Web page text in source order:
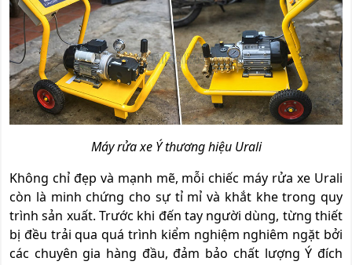
Máy rửa xe Ý thương hiệu Urali
Không chỉ đẹp và mạnh mẽ, mỗi chiếc máy rửa xe Urali
còn là minh chứng cho sự tỉ mỉ và khắt khe trong quy
trình sản xuất. Trước khi đến tay người dùng, từng thiết
bị đều trải qua quá trình kiểm nghiệm nghiêm ngặt bởi
các chuyên gia hàng đầu, đảm bảo chất lượng Ý đích